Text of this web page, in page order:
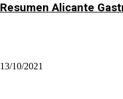
Resumen Alicante
13/10/2021